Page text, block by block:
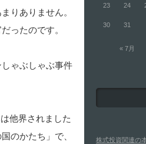
りありません。
ったのです。
ゃぶしゃぶ事件
他界されました
のかたち」で、
« 7月
23 24
30 31
株式投資関連の